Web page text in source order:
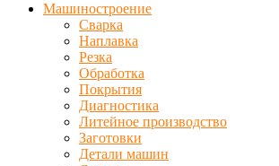
Машиностроение
Сварка
Наплавка
Резка
Обработка
Покрытия
Диагностика
Литейное производство
Заготовки
Детали машин